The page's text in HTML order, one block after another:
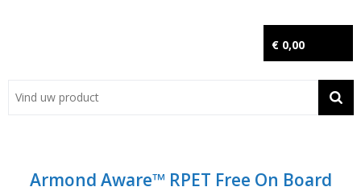
€ 0,00
Contact
Wil je snel een advies? Bel nu 053-7920045 of 06-55731304
Armond Aware™ RPET Free On Board